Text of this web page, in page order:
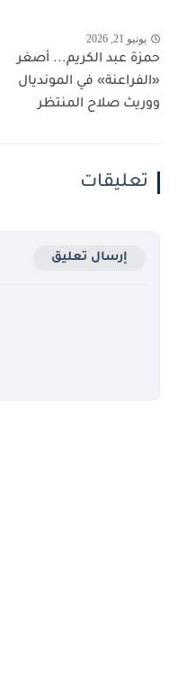
يونيو 21, 2026
حمزة عبد الكريم... أصغر
«الفراعنة» في المونديال
ووريث صلاح المنتظر
تعليقات
إرسال تعليق